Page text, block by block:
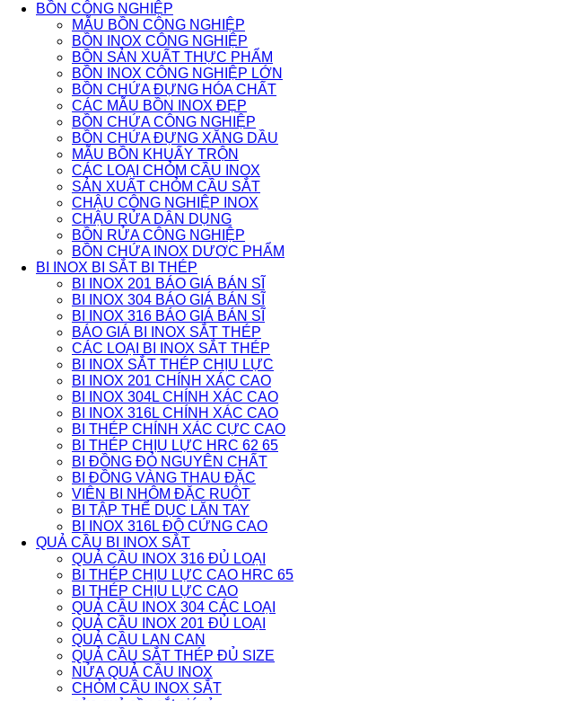
BỒN CÔNG NGHIỆP
MẪU BỒN CÔNG NGHIỆP
BỒN INOX CÔNG NGHIỆP
BỒN SẢN XUẤT THỰC PHẨM
BỒN INOX CÔNG NGHIỆP LỚN
BỒN CHỨA ĐỰNG HÓA CHẤT
CÁC MẪU BỒN INOX ĐẸP
BỒN CHỨA CÔNG NGHIỆP
BỒN CHỨA ĐỰNG XĂNG DẦU
MẪU BỒN KHUẤY TRỘN
CÁC LOẠI CHỎM CẦU INOX
SẢN XUẤT CHỎM CẦU SẮT
CHẬU CÔNG NGHIỆP INOX
CHẬU RỬA DÂN DỤNG
BỒN RỬA CÔNG NGHIỆP
BỒN CHỨA INOX DƯỢC PHẨM
BI INOX BI SẮT BI THÉP
BI INOX 201 BÁO GIÁ BÁN SĨ
BI INOX 304 BÁO GIÁ BÁN SĨ
BI INOX 316 BÁO GIÁ BÁN SĨ
BÁO GIÁ BI INOX SẮT THÉP
CÁC LOẠI BI INOX SẮT THÉP
BI INOX SẮT THÉP CHỊU LỰC
BI INOX 201 CHÍNH XÁC CAO
BI INOX 304L CHÍNH XÁC CAO
BI INOX 316L CHÍNH XÁC CAO
BI THÉP CHÍNH XÁC CỰC CAO
BI THÉP CHỊU LỰC HRC 62 65
BI ĐỒNG ĐỎ NGUYÊN CHẤT
BI ĐỒNG VÀNG THAU ĐẶC
VIÊN BI NHÔM ĐẶC RUỘT
BI TẬP THỂ DỤC LĂN TAY
BI INOX 316L ĐỘ CỨNG CAO
QUẢ CẦU BI INOX SẮT
QUẢ CẦU INOX 316 ĐỦ LOẠI
BI THÉP CHỊU LỰC CAO HRC 65
BI THÉP CHỊU LỰC CAO
QUẢ CẦU INOX 304 CÁC LOẠI
QUẢ CẦU INOX 201 ĐỦ LOẠI
QUẢ CẦU LAN CAN
QUẢ CẦU SẮT THÉP ĐỦ SIZE
NỬA QUẢ CẦU INOX
CHỎM CẦU INOX SẮT